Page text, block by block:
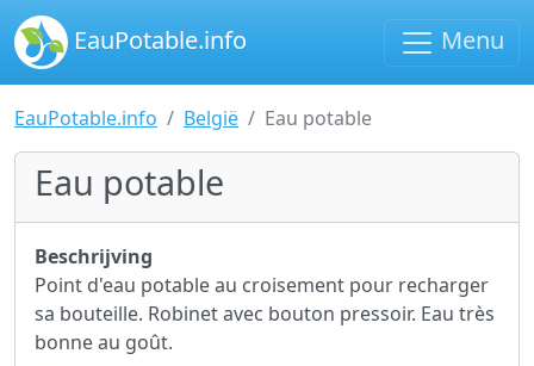
EauPotable.info Menu
EauPotable.info België Eau potable
Eau potable
Beschrijving
Point d'eau potable au croisement pour recharger
sa bouteille. Robinet avec bouton pressoir. Eau très
bonne au goût.